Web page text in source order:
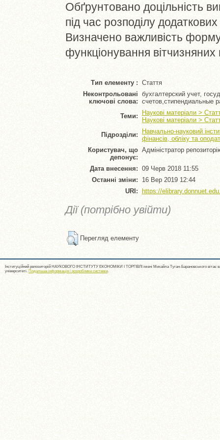
Обґрунтовано доцільність
під час розподілу
Визначено важливість
функціонування
Тип елементу : Стаття
Неконтрольовані
ключові слова:
бухгалтерский учет,
счетов,стипендиальные
Теми:
Наукові матеріали >
Наукові матеріали >
Підрозділи:
Навчально-науковий
фінансів, обліку та
Користувач, що
депонує:
Адміністратор
Дата внесення: 09 Черв 2018 11:55
Останні зміни: 16 Вер 2019 12:44
URI:
https://
Дії (потрібно увійти)
Перегляд елементу
Інституційний репозиторій НАУКОВОГО ІНСТИТУТУ ЕКОНОМІКИ І ТОРГІВЛІ імені Михайла Туган-Барановського вітає
університеті. Подальша інформація і розробники системи